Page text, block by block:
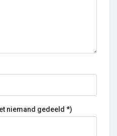
niemand gedeeld *)